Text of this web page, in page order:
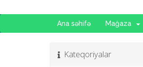
Ana səhifə Mağaza
Kateqoriyalar